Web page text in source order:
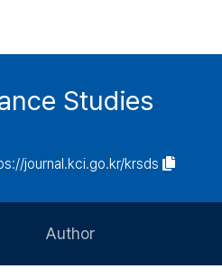
Studies
journal.kci.go.kr/krsds
Author